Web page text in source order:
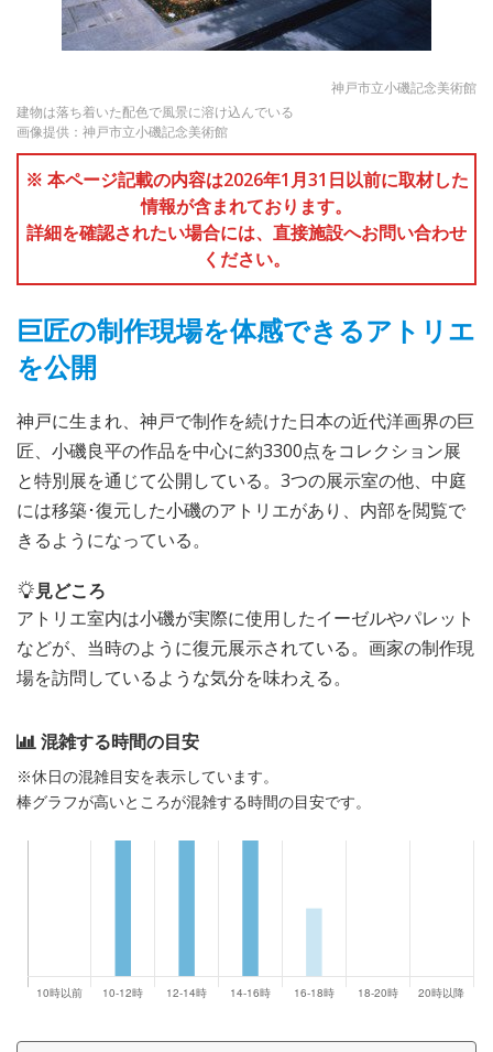
神戸市立小磯記念美術館
建物は落ち着いた配色で風景に溶け込んでいる
画像提供：神戸市立小磯記念美術館
※ 本ページ記載の内容は2026年1月31日以前に取材した
情報が含まれております。
詳細を確認されたい場合には、直接施設へお問い合わせ
ください。
巨匠の制作現場を体感できるアトリエ
を公開
神戸に生まれ、神戸で制作を続けた日本の近代洋画界の巨
匠、小磯良平の作品を中心に約3300点をコレクション展
と特別展を通じて公開している。3つの展示室の他、中庭
には移築･復元した小磯のアトリエがあり、内部を閲覧で
きるようになっている。
見どころ
アトリエ室内は小磯が実際に使用したイーゼルやパレット
などが、当時のように復元展示されている。画家の制作現
場を訪問しているような気分を味わえる。
混雑する時間の目安
※休日の混雑目安を表示しています。
棒グラフが高いところが混雑する時間の目安です。